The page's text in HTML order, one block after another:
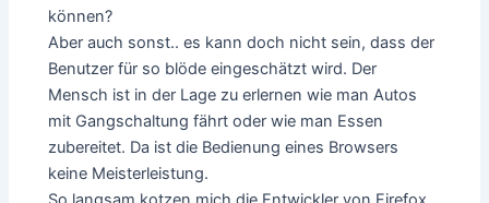
können?
Aber auch sonst.. es kann doch nicht sein, dass der
Benutzer für so blöde eingeschätzt wird. Der
Mensch ist in der Lage zu erlernen wie man Autos
mit Gangschaltung fährt oder wie man Essen
zubereitet. Da ist die Bedienung eines Browsers
keine Meisterleistung.